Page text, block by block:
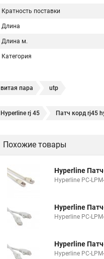
Кратность поставки
Длина
Длина м.
Категория
витая пара utp
Hyperline rj 45 Патч корд rj45
Похожие товары
Hyperline
Hyperline PC-
Hyperline
Hyperline PC-
Hyperline
Hyperline PC-